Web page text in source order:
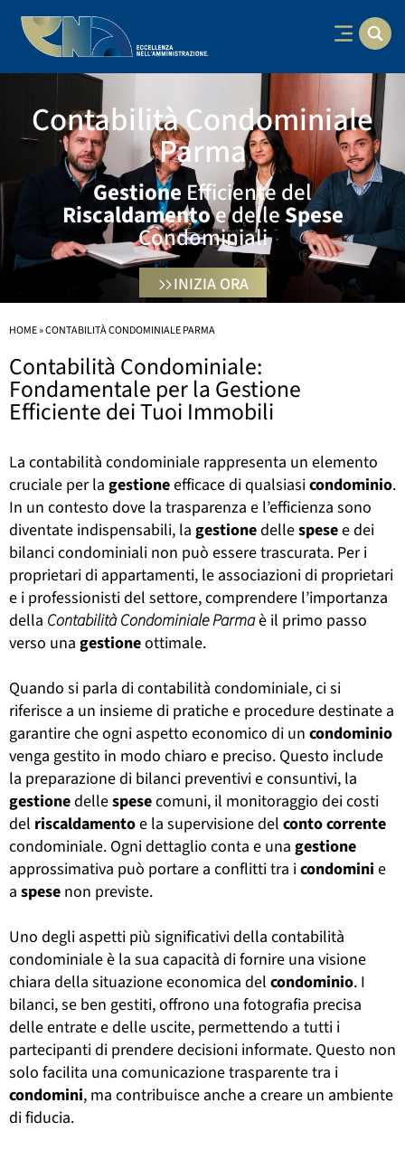
Contabilità Condominiale
Parma
Gestione Efficiente del
Riscaldamentoe delleSpese
Condominiali
INIZIA ORA
HOME»CONTABILITÀ CONDOMINIALE PARMA
Contabilità Condominiale:
Fondamentale per la Gestione
Efficiente dei Tuoi Immobili
La contabilità condominiale rappresenta un elemento
cruciale per la gestioneefficace di qualsiasicondominio.
In un contesto dove la trasparenza e l’efficienza sono
diventate indispensabili, la gestionedellespesee dei
bilanci condominiali non può essere trascurata. Per i
proprietari di appartamenti, le associazioni di proprietari
e i professionisti del settore, comprendere l’importanza
della Contabilità Condominiale Parmaè il primo passo
verso una gestioneottimale.
Quando si parla di contabilità condominiale, ci si
riferisce a un insieme di pratiche e procedure destinate a
garantire che ogni aspetto economico di un condominio
venga gestito in modo chiaro e preciso. Questo include
la preparazione di bilanci preventivi e consuntivi, la
gestionedellespesecomuni, il monitoraggio dei costi
del riscaldamentoe la supervisione del conto corrente
condominiale. Ogni dettaglio conta e una gestione
approssimativa può portare a conflitti tra icondomini e
a spese non previste.
Uno degli aspetti più significativi della contabilità
condominiale è la sua capacità di fornire una visione
chiara della situazione economica del condominio. I
bilanci, se ben gestiti, offrono una fotografia precisa
delle entrate e delle uscite, permettendo a tutti i
partecipanti di prendere decisioni informate. Questo non
solo facilita una comunicazione trasparente tra i
condomini, ma contribuisce anche a creare un ambiente
di fiducia.